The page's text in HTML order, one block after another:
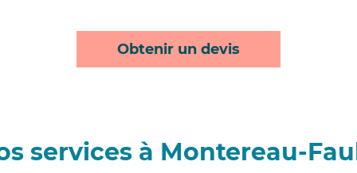
Obtenir un devis
services à Montereau-